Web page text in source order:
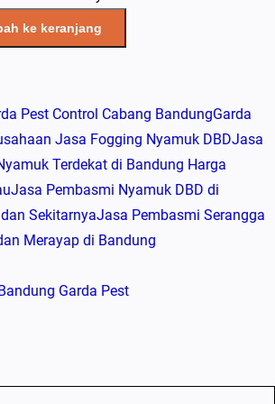
ke keranjang
Pest Control Cabang BandungGarda
Jasa Fogging Nyamuk DBDJasa
Terdekat di Bandung Harga
Jasa Pembasmi Nyamuk DBD di
SekitarnyaJasa Pembasmi Serangga
Merayap di Bandung
Garda Pest